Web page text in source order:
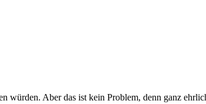
Aber das ist kein Problem, denn ganz